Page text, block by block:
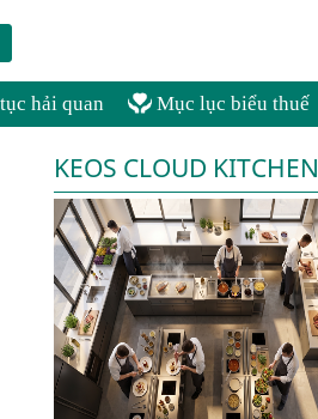
hải quan Mục lục biểu thuế
KEOS CLOUD KITCHEN